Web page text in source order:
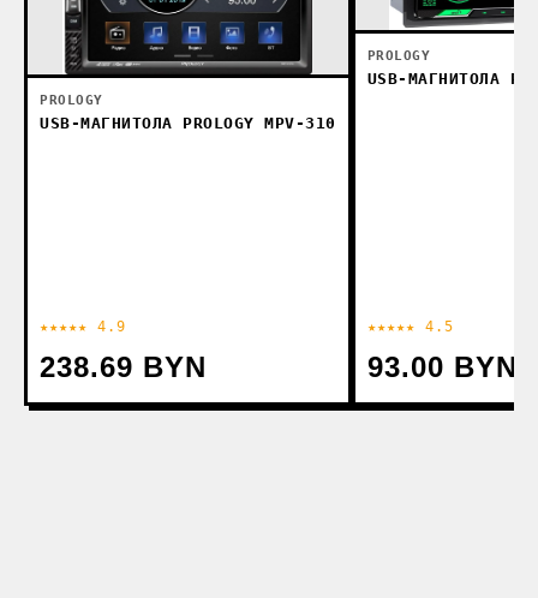
PROLOGY
USB-МАГНИТОЛА PROLOGY MPV-310
★★★★★ 4.9
238.69 BYN
PROLOGY
USB-МАГНИТОЛА
★★★★★ 4.5
93.00 BYN